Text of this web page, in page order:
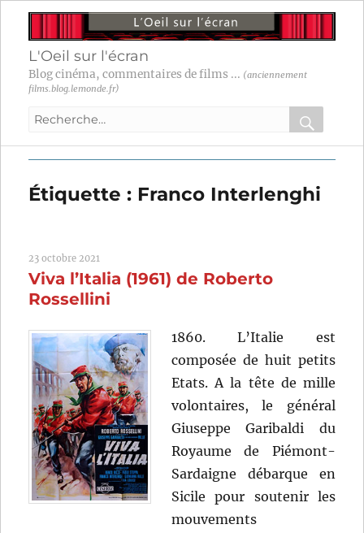
L'Oeil sur l'écran
Blog cinéma, commentaires de films ... (anciennement
films.blog.lemonde.fr)
Recherche
:
OK
Étiquette : Franco Interlenghi
23 octobre 2021
Viva l’Italia (1961) de Roberto
Rossellini
1860. L’Italie est
composée de huit petits
Etats. A la tête de mille
volontaires, le général
Giuseppe Garibaldi du
Royaume de Piémont-
Sardaigne débarque en
Sicile pour soutenir les
mouvements